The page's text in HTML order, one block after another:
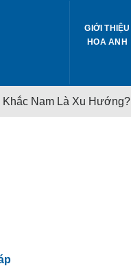
GIỚI THIỆU
HOA ANH
Nam Là Xu Hướng?